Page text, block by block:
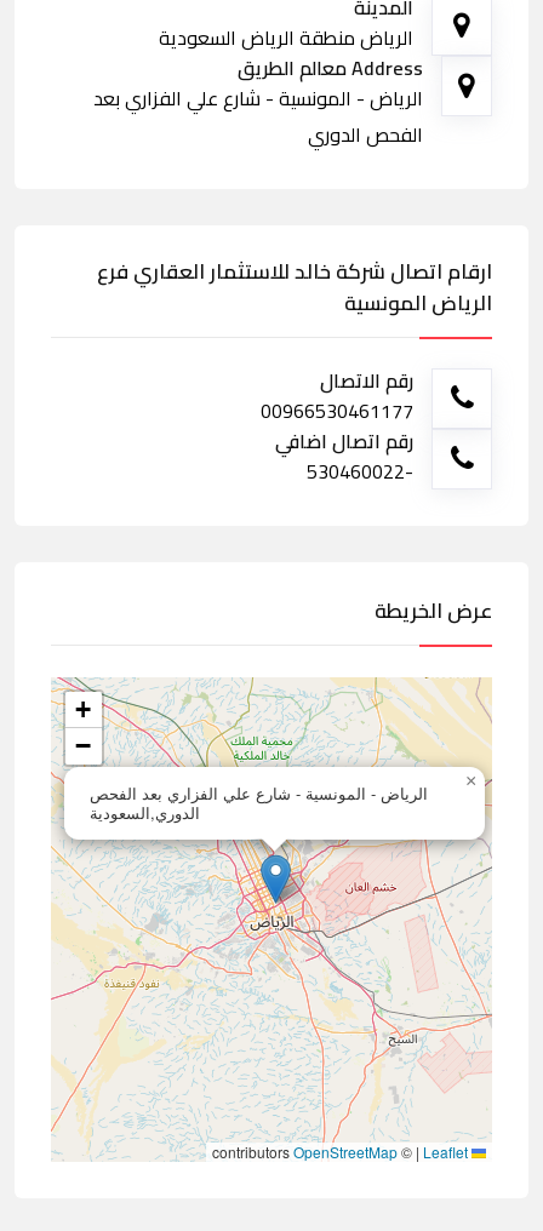
المدينة
الرياض منطقة الرياض السعودية
Address معالم الطريق
الرياض - المونسية - شارع علي الفزاري بعد
الفحص الدوري
ارقام اتصال شركة خالد للاستثمار العقاري فرع
الرياض المونسية
رقم الاتصال
00966530461177
رقم اتصال اضافي
-530460022
عرض الخريطة
الرياض - المونسية - شارع علي الفزاري بعد الفحص
الدوري,السعودية
×
+
−
|
©
OpenStreetMap